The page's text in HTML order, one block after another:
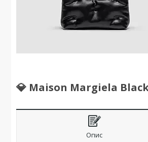
💎 Maison Margiela
Опис